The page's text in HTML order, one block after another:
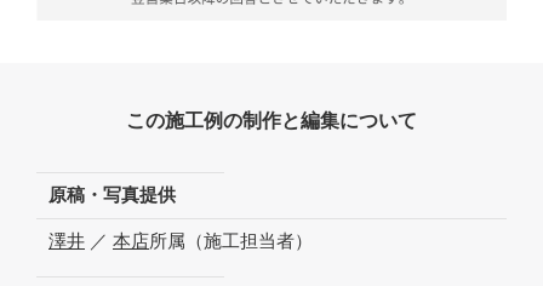
この施工例の制作と編集について
原稿・写真提供
澤井 ／ 本店所属（施工担当者）